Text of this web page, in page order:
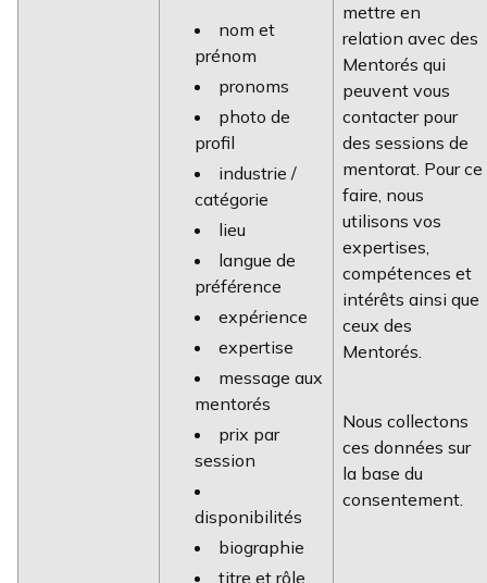
nom et
prénom
pronoms
photo de
profil
industrie /
catégorie
lieu
langue de
préférence
expérience
expertise
message aux
mentorés
prix par
session
disponibilités
biographie
titre et rôle
mettre en
relation avec des
Mentorés qui
peuvent vous
contacter pour
des sessions de
mentorat. Pour ce
faire, nous
utilisons vos
expertises,
compétences et
intérêts ainsi que
ceux des
Mentorés.
Nous collectons
ces données sur
la base du
consentement.